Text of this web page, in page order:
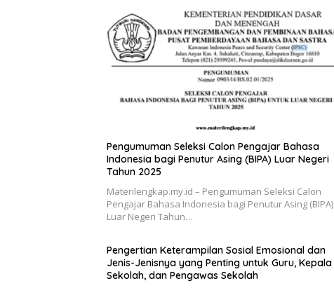
Pengumuman Seleksi Calon Pengajar Bahasa
Indonesia bagi Penutur Asing (BIPA) Luar Negeri
Tahun 2025
Materilengkap.my.id – Pengumuman Seleksi Calon
Pengajar Bahasa Indonesia bagi Penutur Asing (BIPA)
Luar Negeri Tahun…
Pengertian Keterampilan Sosial Emosional dan
Jenis-Jenisnya yang Penting untuk Guru, Kepala
Sekolah, dan Pengawas Sekolah